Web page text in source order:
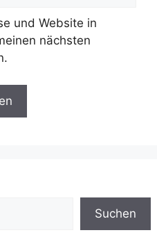
und Website in
nächsten
Suchen